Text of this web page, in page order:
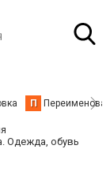
П
Одежда, обувь